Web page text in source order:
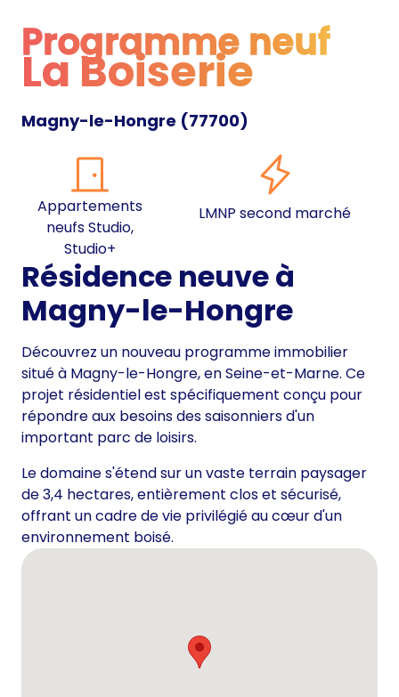
Programme neuf
Programme neuf
La Boiserie
Magny-le-Hongre (77700)
Appartements
neufs Studio,
Studio+
LMNP second marché
Résidence neuve à
Magny-le-Hongre
Découvrez un nouveau programme immobilier
situé à Magny-le-Hongre, en Seine-et-Marne. Ce
projet résidentiel est spécifiquement conçu pour
répondre aux besoins des saisonniers d'un
important parc de loisirs.
Le domaine s'étend sur un vaste terrain paysager
de 3,4 hectares, entièrement clos et sécurisé,
offrant un cadre de vie privilégié au cœur d'un
environnement boisé.